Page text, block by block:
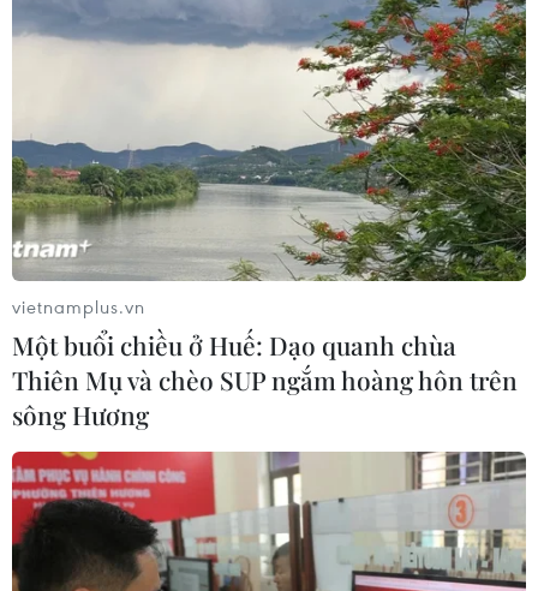
vietnamplus.vn
Một buổi chiều ở Huế: Dạo quanh chùa
Thiên Mụ và chèo SUP ngắm hoàng hôn trên
sông Hương